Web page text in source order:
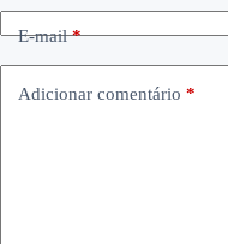
E-mail*
Adicionar comentário *